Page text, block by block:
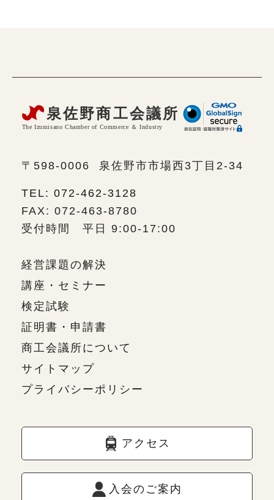
〒598-0006 泉佐野市市場西3丁目2-34
TEL: 072-462-3128
FAX: 072-463-8780
受付時間 平日 9:00-17:00
経営課題の解決
講座・セミナー
検定試験
証明書・申請書
商工会議所について
サイトマップ
プライバシーポリシー
アクセス
入会のご案内